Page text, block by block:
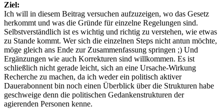
Ziel:
Ich will in diesem Beitrag versuchen aufzuzeigen, wo das Gesetz
herkommt und was die Gründe für einzelne Regelungen sind.
Selbstverständlich ist es wichtig und richtig zu verstehen, wie etwas
zu Stande kommt. Wer sich die einzelnen Steps nicht antun möchte,
möge gleich ans Ende zur Zusammenfassung springen ;) Und
Ergänzungen wie auch Korrekturen sind willkommen. Es ist
schließlich nicht gerade leicht, sich an eine Ursache-Wirkung
Recherche zu machen, da ich weder ein politisch aktiver
Dauerabonnent bin noch einen Überblick über die Strukturen habe
geschweige denn die politischen Gedankenstrukturen der
agierenden Personen kenne.